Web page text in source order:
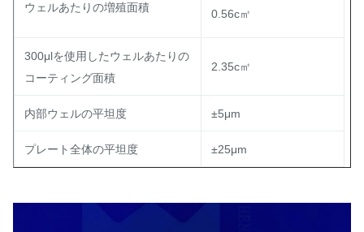
ウェルあたりの増殖面積 0.56c㎡
300μlを使用したウェルあたりの
コーティング面積
2.35c㎡
内部ウェルの平坦度 ±5μm
プレート全体の平坦度 ±25μm